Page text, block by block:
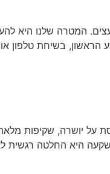
המטרה שלנו היא
הראשון, בשיחת טלפון
על יושרה, שקיפות
היא החלטה רגשית